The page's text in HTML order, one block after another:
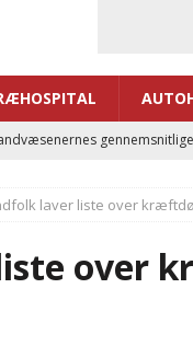
Udløb af
laver liste over
over